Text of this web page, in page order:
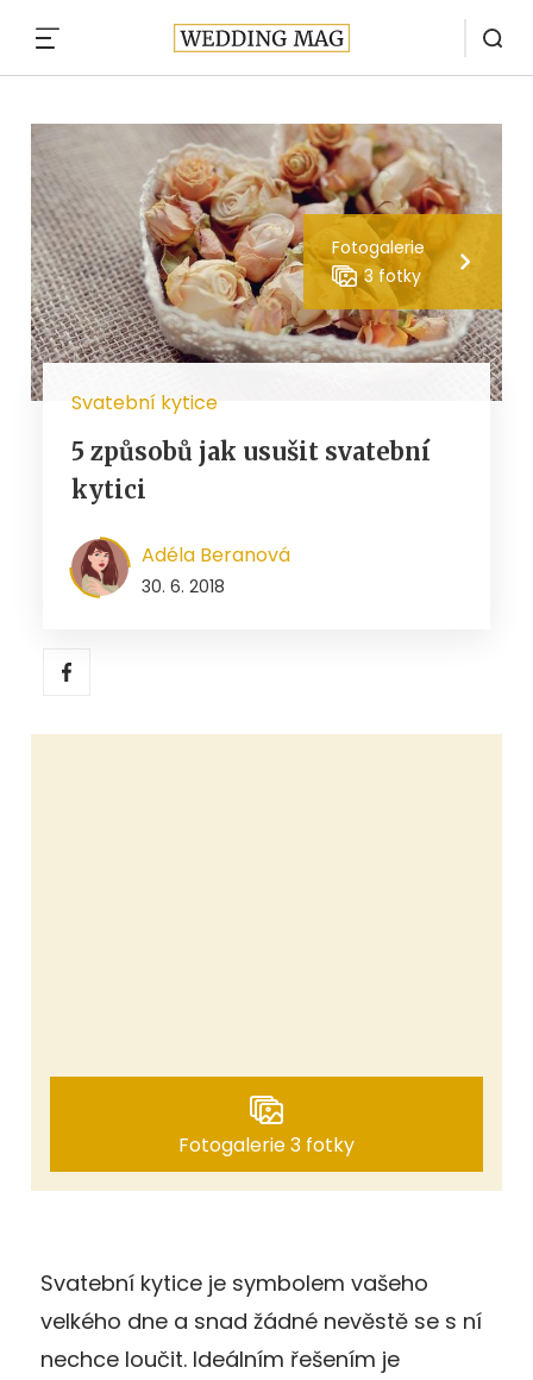
Fotogalerie
3 fotky
Svatební kytice
5 způsobů jak usušit svatební
kytici
Adéla Beranová
30. 6. 2018
Fotogalerie 3 fotky
Svatební kytice je symbolem vašeho
velkého dne a snad žádné nevěstě se s ní
nechce loučit. Ideálním řešením je